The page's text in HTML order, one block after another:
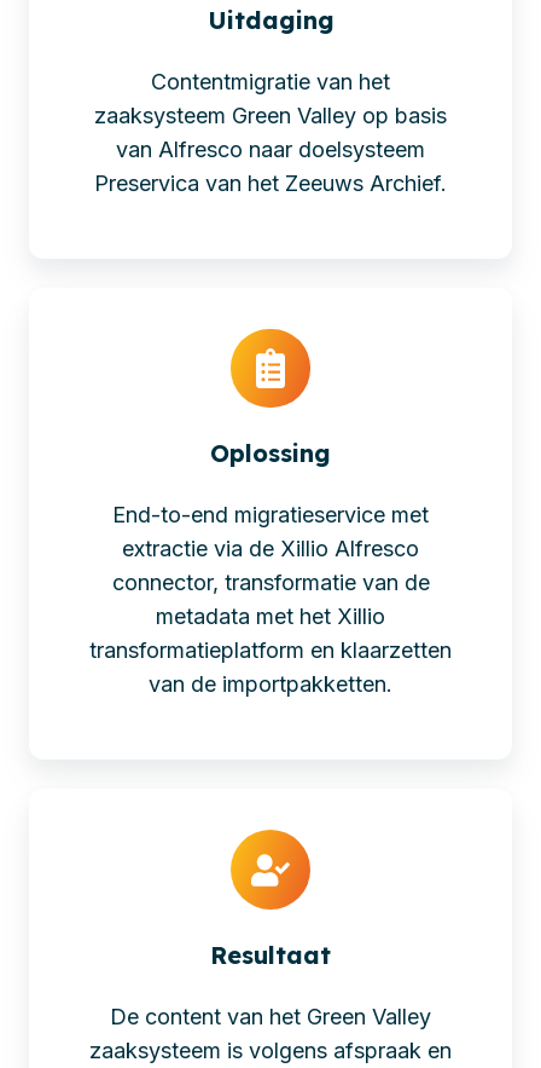
Uitdaging
Contentmigratie van het
zaaksysteem Green Valley op basis
van Alfresco naar doelsysteem
Preservica van het Zeeuws Archief.
Oplossing
End-to-end migratieservice met
extractie via de Xillio Alfresco
connector, transformatie van de
metadata met het Xillio
transformatieplatform en klaarzetten
van de importpakketten.
Resultaat
De content van het Green Valley
zaaksysteem is volgens afspraak en